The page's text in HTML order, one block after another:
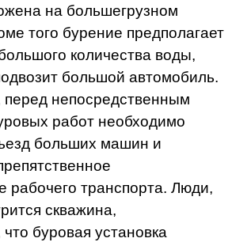
на большегрузном
того бурение предполагает
количества воды,
большой автомобиль.
перед непосредственным
работ необходимо
больших машин и
рабочего транспорта. Люди,
скважина,
буровая установка